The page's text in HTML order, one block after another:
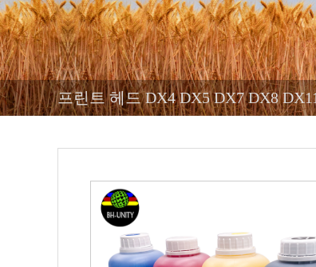
프린트 헤드 DX4 DX5 DX7 DX8